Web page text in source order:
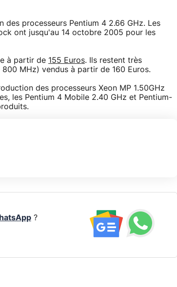
processeurs Pentium 4 2.66 GHz. Les
ont jusqu'au 14 octobre 2005 pour les
à partir de 155 Euros. Ils restent très
MHz) vendus à partir de 160 Euros.
des processeurs Xeon MP 1.50GHz
les Pentium 4 Mobile 2.40 GHz et Pentium-
?